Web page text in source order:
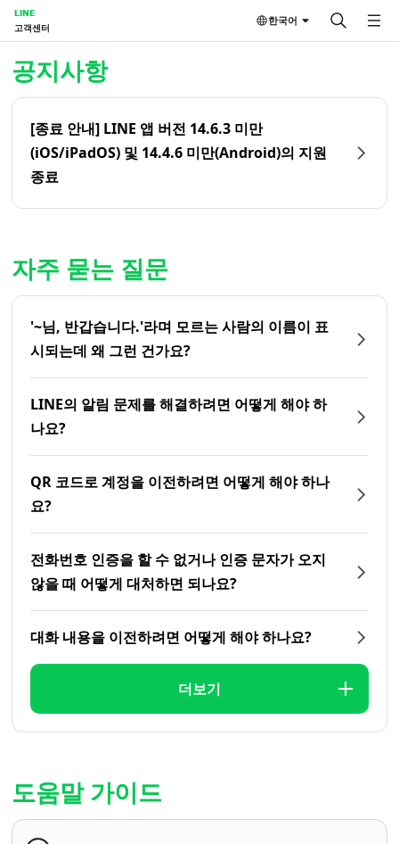
LINE
고객센터
한국어
공지사항
[종료 안내] LINE 앱 버전 14.6.3 미만
(iOS/iPadOS) 및 14.4.6 미만(Android)의 지원
종료
자주 묻는 질문
'~님, 반갑습니다.'라며 모르는 사람의 이름이 표
시되는데 왜 그런 건가요?
LINE의 알림 문제를 해결하려면 어떻게 해야 하
나요?
QR 코드로 계정을 이전하려면 어떻게 해야 하나
요?
전화번호 인증을 할 수 없거나 인증 문자가 오지
않을 때 어떻게 대처하면 되나요?
대화 내용을 이전하려면 어떻게 해야 하나요?
더보기
도움말 가이드